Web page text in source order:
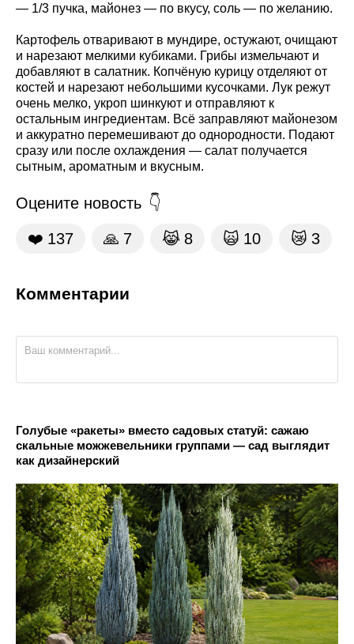
— 1/3 пучка, майонез — по вкусу, соль — по желанию.
Картофель отваривают в мундире, остужают, очищают
и нарезают мелкими кубиками. Грибы измельчают и
добавляют в салатник. Копчёную курицу отделяют от
костей и нарезают небольшими кусочками. Лук режут
очень мелко, укроп шинкуют и отправляют к
остальным ингредиентам. Всё заправляют майонезом
и аккуратно перемешивают до однородности. Подают
сразу или после охлаждения — салат получается
сытным, ароматным и вкусным.
Оцените новость
❤️ 137 🙏 7 😹 8 🙀 10 😿 3
Комментарии
Голубые «ракеты» вместо садовых статуй: сажаю
скальные можжевельники группами — сад выглядит
как дизайнерский